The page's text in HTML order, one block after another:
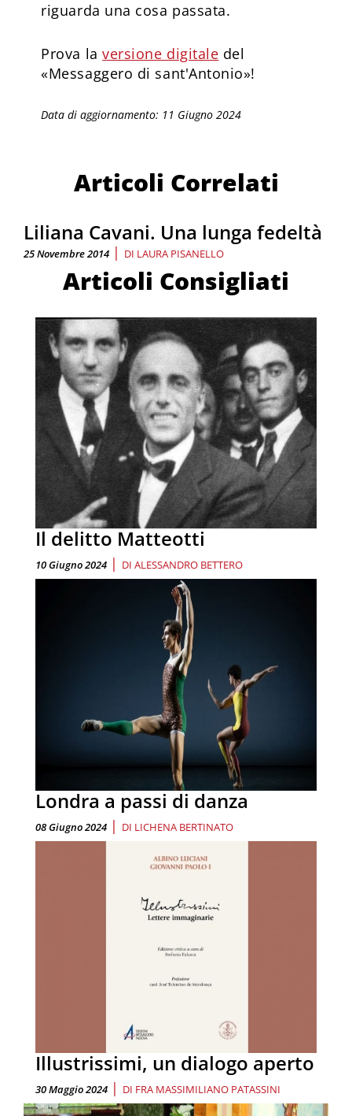
riguarda una cosa passata.
Prova laversione digitale del
«Messaggero di sant'Antonio»!
Data di aggiornamento: 11 Giugno 2024
Articoli Correlati
Liliana Cavani. Una lunga fedeltà
25 Novembre 2014 | DI LAURA PISANELLO
Articoli Consigliati
Il delitto Matteotti
10 Giugno 2024 | DI ALESSANDRO BETTERO
Londra a passi di danza
08 Giugno 2024 | DI LICHENA BERTINATO
Illustrissimi, un dialogo aperto
30 Maggio 2024 | DI FRA MASSIMILIANO PATASSINI